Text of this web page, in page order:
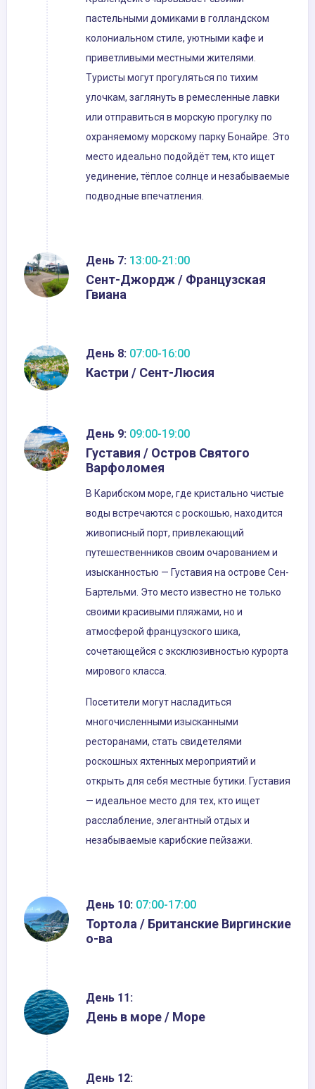
пастельными домиками в голландском
колониальном стиле, уютными кафе и
приветливыми местными жителями.
Туристы могут прогуляться по тихим
улочкам, заглянуть в ремесленные лавки
или отправиться в морскую прогулку по
охраняемому морскому парку Бонайре. Это
место идеально подойдёт тем, кто ищет
уединение, тёплое солнце и незабываемые
подводные впечатления.
День 7: 13:00-21:00
Сент-Джордж / Французская
Гвиана
День 8: 07:00-16:00
Кастри / Сент-Люсия
День 9: 09:00-19:00
Густавия / Остров Святого
Варфоломея
В Карибском море, где кристально чистые
воды встречаются с роскошью, находится
живописный порт, привлекающий
путешественников своим очарованием и
изысканностью — Густавия на острове Сен-
Бартельми. Это место известно не только
своими красивыми пляжами, но и
атмосферой французского шика,
сочетающейся с эксклюзивностью курорта
мирового класса.
Посетители могут насладиться
многочисленными изысканными
ресторанами, стать свидетелями
роскошных яхтенных мероприятий и
открыть для себя местные бутики. Густавия
— идеальное место для тех, кто ищет
расслабление, элегантный отдых и
незабываемые карибские пейзажи.
День 10: 07:00-17:00
Тортола / Британские Виргинские
о-ва
День 11:
День в море / Море
День 12: